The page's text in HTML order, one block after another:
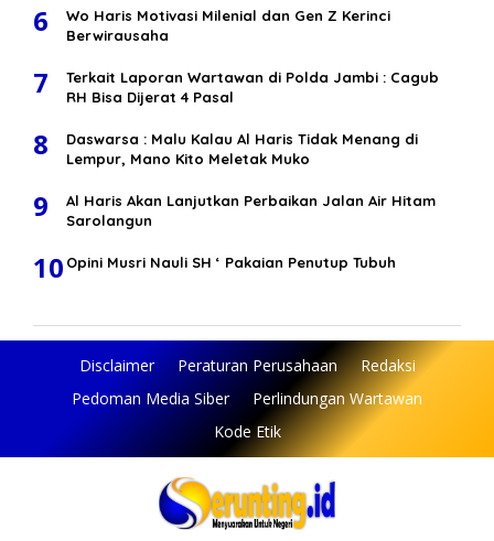
6
Wo Haris Motivasi Milenial dan Gen Z Kerinci
Berwirausaha
7
Terkait Laporan Wartawan di Polda Jambi : Cagub
RH Bisa Dijerat 4 Pasal
8
Daswarsa : Malu Kalau Al Haris Tidak Menang di
Lempur, Mano Kito Meletak Muko
9
Al Haris Akan Lanjutkan Perbaikan Jalan Air Hitam
Sarolangun
10 Opini Musri Nauli SH ‘ Pakaian Penutup Tubuh
Disclaimer Peraturan Perusahaan
Redaksi
Pedoman Media Siber
Perlindungan Wartawan
Kode Etik